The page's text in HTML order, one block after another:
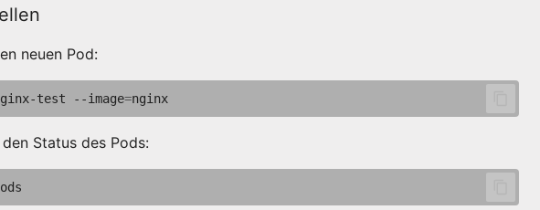
neuen Pod:
test --image=
Status des Pods: